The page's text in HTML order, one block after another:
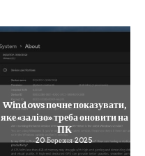
Windows почне показувати,
яке «залізо» треба оновити на
ПК
20 Березня 2025